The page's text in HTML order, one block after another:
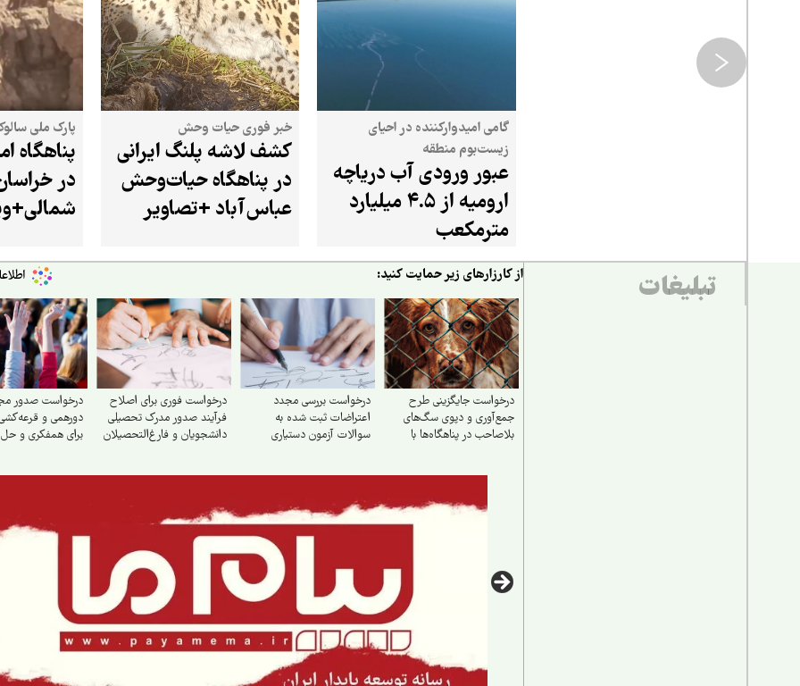
گامی امیدوارکننده در احیای
زیست‌بوم منطقه
عبور ورودی آب دریاچه
ارومیه از ۴.۵ میلیارد
مترمکعب
خبر فوری حیات وحش
کشف لاشه پلنگ ایرانی
در پناهگاه حیات‌وحش
عباس‌آباد +تصاویر
پارک ملی
پناهگاه
در
تبلیغات از کارزارهای زیر حمایت کنید:
درخواست جایگزینی طرح
جمع‌آوری و دپوی سگ‌های
بلاصاحب در پناهگاه‌ها با
درخواست بررسی مجدد
اعتراضات ثبت شده به
سوالات آزمون دستیاری
درخواست فوری برای اصلاح
فرآیند صدور مدرک تحصیلی
دانشجویان و فارغ‌التحصیلان
درخواست صدور
دورهمی و
برای همفکری و